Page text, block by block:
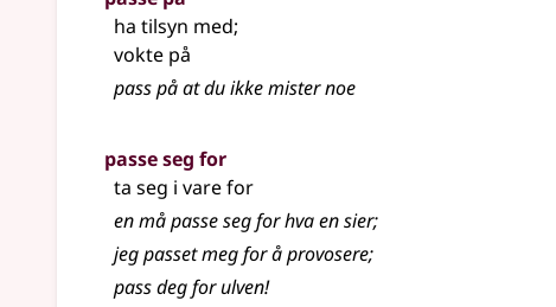
ha tilsyn med;
vokte på
pass på at du ikke mister noe
passe seg for
ta seg i vare for
en må passe seg for hva en sier;
jeg passet meg for å provosere;
pass deg for ulven!